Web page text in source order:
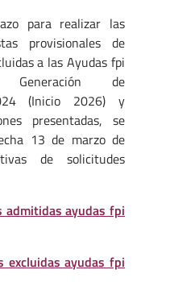
para realizar las
provisionales de
a las Ayudas fpi
de
(Inicio 2026) y
presentadas, se
13 de marzo de
de solicitudes
ayudas fpi
excluidas ayudas fpi